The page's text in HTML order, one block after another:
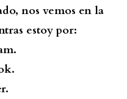
nos vemos en la
estoy por: